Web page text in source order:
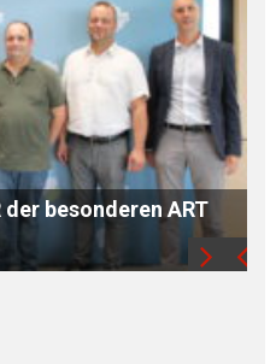
„HER SOUND – THEIR
E L und Zeitgenossinnen“